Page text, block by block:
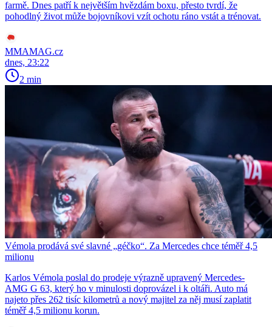
farmě. Dnes patří k největším hvězdám boxu, přesto tvrdí, že
pohodlný život může bojovníkovi vzít ochotu ráno vstát a trénovat.
MMAMAG.cz
dnes, 23:22
2 min
Vémola prodává své slavné „géčko“. Za Mercedes chce téměř 4,5
milionu
Karlos Vémola poslal do prodeje výrazně upravený Mercedes-
AMG G 63, který ho v minulosti doprovázel i k oltáři. Auto má
najeto přes 262 tisíc kilometrů a nový majitel za něj musí zaplatit
téměř 4,5 milionu korun.